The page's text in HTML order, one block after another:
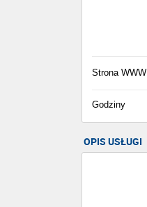
Strona WWW
Godziny
OPIS USŁUGI